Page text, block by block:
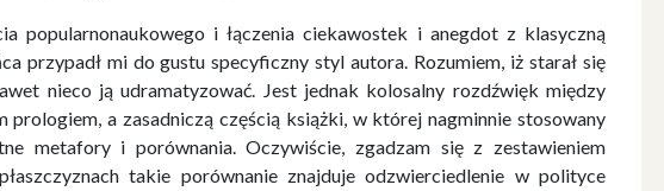
popularnonaukowego i łączenia ciekawostek i anegdot z klasyczną
przypadł mi do gustu specyficzny styl autora. Rozumiem, iż starał się
nieco ją udramatyzować. Jest jednak kolosalny rozdźwięk między
prologiem, a zasadniczą częścią książki, w której nagminnie stosowany
metafory i porównania. Oczywiście, zgadzam się z zestawieniem
takie porównanie znajduje odzwierciedlenie w polityce